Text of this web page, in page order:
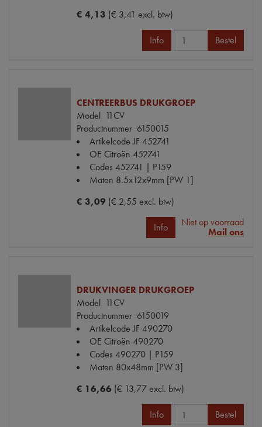
€ 4,13 (€ 3,41 excl. btw)
Info Bestel
CENTREERBUS DRUKGROEP
Model 11CV
Productnummer 6150015
Artikelcode JF452741
OE Citroën 452741
Codes 452741 | P159
Maten 8.5x12x9mm [PW 1]
€ 3,09 (€ 2,55 excl. btw)
Info
Niet op voorraad
Mail ons
DRUKVINGER DRUKGROEP
Model 11CV
Productnummer 6150019
Artikelcode JF490270
OE Citroën 490270
Codes 490270 | P159
Maten 80x48mm [PW 3]
€ 16,66 (€ 13,77 excl. btw)
Info Bestel